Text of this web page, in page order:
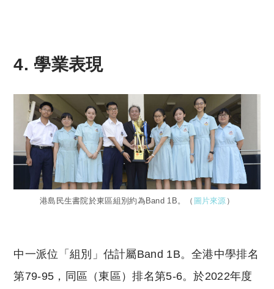
4. 學業表現
港島民生書院於東區組別約為Band 1B。（ 圖片來源 ）
中一派位「組別」估計屬Band 1B。全港中學排名
第79-95，同區（東區）排名第5-6。於2022年度